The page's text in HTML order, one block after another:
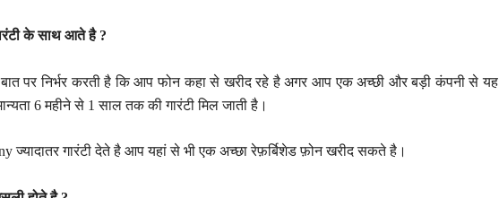
के साथ आते है ?
बात पर निर्भर करती है कि आप फोन कहा से खरीद रहे है अगर आप एक अच्छी और बड़ी कंपनी से यह
6 महीने से 1 साल तक की गारंटी मिल जाती है।
ज्यादातर गारंटी देते है आप यहां से भी एक अच्छा रेफ़र्बिशेड फ़ोन खरीद सकते है।